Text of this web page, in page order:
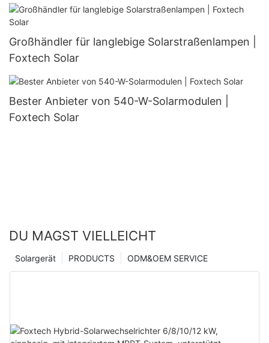
Großhändler für langlebige Solarstraßenlampen |
Foxtech Solar
Bester Anbieter von 540-W-Solarmodulen |
Foxtech Solar
DU MAGST VIELLEICHT
ODM&OEM SERVICE
PRODUCTS
Solargerät